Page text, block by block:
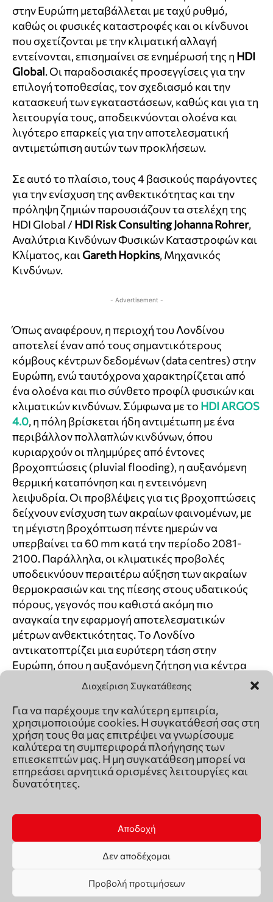
Διαχείριση Συγκατάθεσης
Για να παρέχουμε την καλύτερη εμπειρία,
χρησιμοποιούμε cookies. Η συγκατάθεσή σας στη
χρήση τους θα μας επιτρέψει να γνωρίσουμε
καλύτερα τη συμπεριφορά πλοήγησης των
επιεσκεπτών μας. Η μη συγκατάθεση μπορεί να
επηρεάσει αρνητικά ορισμένες λειτουργίες και
δυνατότητες.
Αποδοχή
Δεν αποδέχομαι
Προβολή προτιμήσεων